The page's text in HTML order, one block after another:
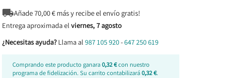
Añade70,00€ más y recibe el envío gratis!
Entrega aproximada el viernes, 7 agosto
¿Necesitas ayuda? Llama al 987 105 920-647 250 619
Comprando este producto ganara0,32 €con nuestro
programa de fidelización. Su carrito contabilizará0,32 €.